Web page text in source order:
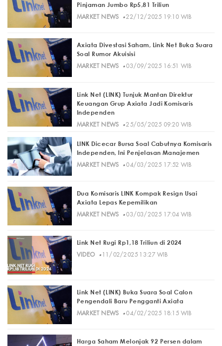
Pinjaman Jumbo Rp5,81 Triliun
MARKET NEWS· 22/12/2025 19:10 WIB
Axiata Divestasi Saham, Link Net Buka Suara
Soal Rumor Akuisisi
MARKET NEWS· 03/09/2025 16:51 WIB
Link Net (LINK) Tunjuk Mantan Direktur
Keuangan Grup Axiata Jadi Komisaris
Independen
MARKET NEWS· 25/05/2025 09:20 WIB
LINK Dicecar Bursa Soal Cabutnya Komisaris
Independen, Ini Penjelasan Manajemen
MARKET NEWS· 04/03/2025 17:52 WIB
Dua Komisaris LINK Kompak Resign Usai
Axiata Lepas Kepemilikan
MARKET NEWS· 03/03/2025 17:04 WIB
Link Net Rugi Rp1,18 Triliun di 2024
VIDEO· 11/02/2025 13:27 WIB
Link Net (LINK) Buka Suara Soal Calon
Pengendali Baru Pengganti Axiata
MARKET NEWS· 04/02/2025 18:15 WIB
Harga Saham Melonjak 92 Persen dalam